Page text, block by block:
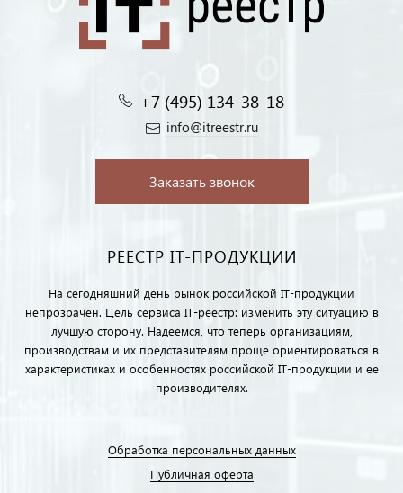
+7 (495) 134-38-18‬
info@itreestr.ru
Заказать звонок
РЕЕСТР IT-ПРОДУКЦИИ
На сегодняшний день рынок российской IT-продукции
непрозрачен. Цель сервиса IT-реестр: изменить эту ситуацию в
лучшую сторону. Надеемся, что теперь организациям,
производствам и их представителям проще ориентироваться в
характеристиках и особенностях российской IT-продукции и ее
производителях.
Обработка персональных данных
Публичная оферта